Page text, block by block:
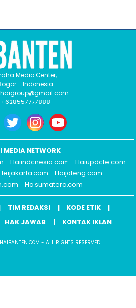
Media Center,
- Indonesia
+628557777888
MEDIA NETWORK
Haiindonesia.com
Haiupdate.com
Haijateng.com
Haisumatera.com
TIM REDAKSI
KODE ETIK
HAK JAWAB KONTAK IKLAN
- ALL RIGHTS RESERVED